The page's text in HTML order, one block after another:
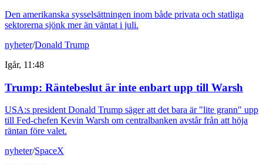
Den amerikanska sysselsättningen inom både privata och statliga
sektorerna sjönk mer än väntat i juli.
nyheter/Donald Trump
Igår, 11:48
Trump: Räntebeslut är inte enbart upp till Warsh
USA:s president Donald Trump säger att det bara är "lite grann" upp
till Fed-chefen Kevin Warsh om centralbanken avstår från att höja
räntan före valet.
nyheter/SpaceX